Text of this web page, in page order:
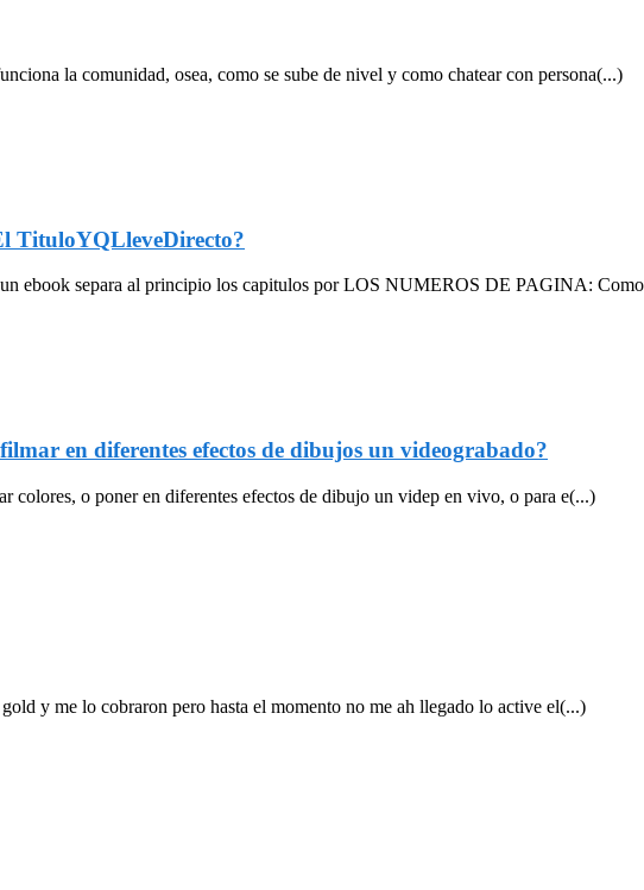
la comunidad, osea, como se sube de nivel y como chatear con persona(...)
TituloYQLleveDirecto?
un ebook separa al principio los capitulos por LOS NUMEROS DE PAGINA:
en diferentes efectos de dibujos un videograbado?
colores, o poner en diferentes efectos de dibujo un videp en vivo, o para e(...)
y me lo cobraron pero hasta el momento no me ah llegado lo active el(...)